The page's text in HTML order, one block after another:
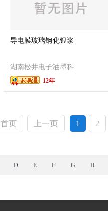
导电膜玻璃钢化银浆
湖南松井电子油墨科
技有限公司12年
首页 上一页 1 2
D E F G H